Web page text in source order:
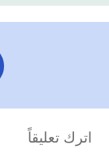
اترك تعليقاً